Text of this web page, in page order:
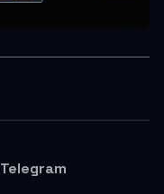
Telegram